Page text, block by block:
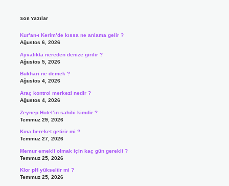
Son Yazılar
Kur’an-ı Kerim’de kıssa ne anlama gelir ?
Ağustos 6, 2026
Ayvalıkta nereden denize girilir ?
Ağustos 5, 2026
Bukhari ne demek ?
Ağustos 4, 2026
Araç kontrol merkezi nedir ?
Ağustos 4, 2026
Zeynep Hotel’in sahibi kimdir ?
Temmuz 29, 2026
Kına bereket getirir mi ?
Temmuz 27, 2026
Memur emekli olmak için kaç gün gerekli ?
Temmuz 25, 2026
Klor pH yükseltir mi ?
Temmuz 25, 2026